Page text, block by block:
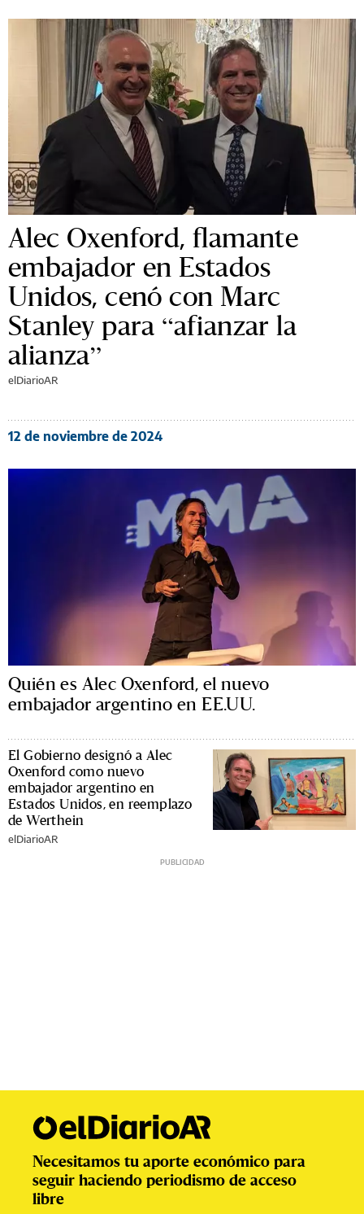
Alec Oxenford, flamante
embajador en Estados
Unidos, cenó con Marc
Stanley para “afianzar la
alianza”
elDiarioAR
12 de noviembre de 2024
Quién es Alec Oxenford, el nuevo
embajador argentino en EE.UU.
El Gobierno designó a Alec
Oxenford como nuevo
embajador argentino en
Estados Unidos, en reemplazo
de Werthein
elDiarioAR
Necesitamos tu aporte económico para
seguir haciendo periodismo de acceso
libre